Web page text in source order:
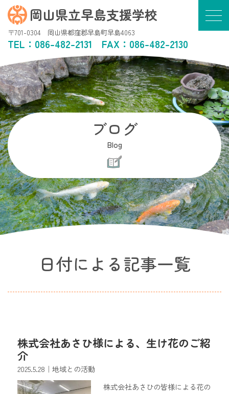
岡山県立早島支援学校
〒701-0304 岡山県都窪郡早島町早島4063
TEL： 086-482-2131 FAX：086-482-2130
ブログ
Blog
日付による記事一覧
株式会社あさひ様による、生け花のご紹
介
2025.5.28 ｜地域との活動
株式会社あさひの皆様による花の